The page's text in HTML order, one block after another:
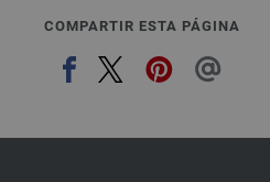
COMPARTIR ESTA PÁGINA